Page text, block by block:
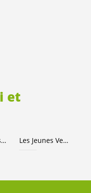
et
Les Verts suisses Les Jeunes Vert·e·s